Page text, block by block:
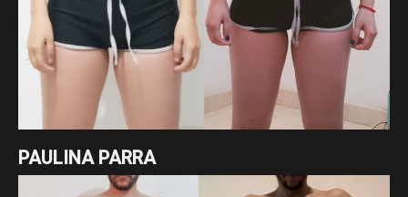
PAULINA PARRA
Excelente cambio de nuestra asesorada Paulina Parra en